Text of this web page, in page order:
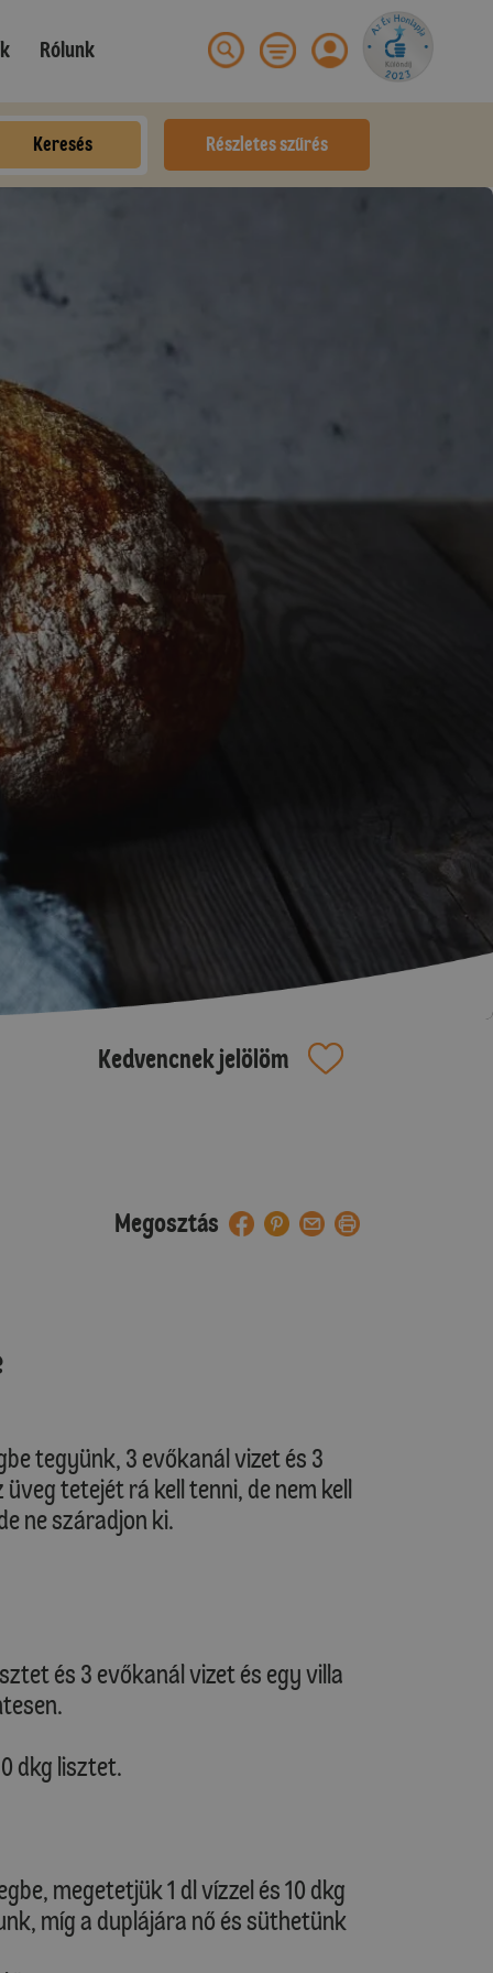
Rólunk
Keresés Részletes szűrés
Kedvencnek jelölöm
Megosztás
tegyünk, 3 evőkanál vizet és 3
tetejét rá kell tenni, de nem kell
ne száradjon ki.
és 3 evőkanál vizet és egy villa
dkg lisztet.
megetetjük 1 dl vízzel és 10 dkg
míg a duplájára nő és süthetünk